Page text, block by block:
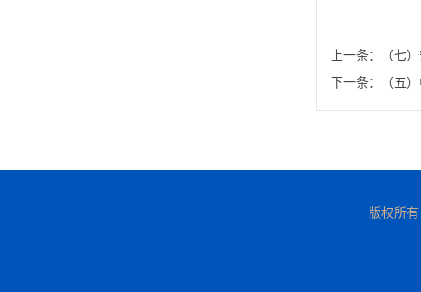
上一条：
（七
下一条：
（五
版权所